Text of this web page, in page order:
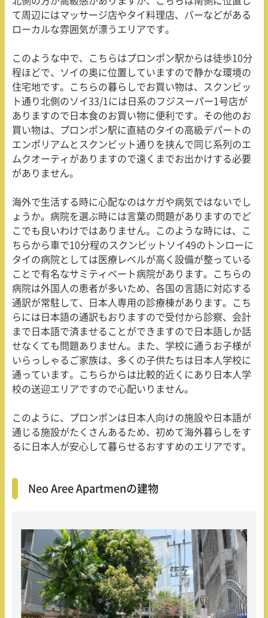
て周辺にはマッサージ店やタイ料理店、バーなどがある
ローカルな雰囲気が漂うエリアです。
このような中で、こちらはプロンポン駅からは徒歩10分
程ほどで、ソイの奥に位置していますので静かな環境の
住宅地です。こちらの暮らしでお買い物は、スクンビッ
ト通り北側のソイ33/1 には日系のフジスーパー1 号店が
ありますので日本食のお買い物に便利です。その他のお
買い物は、プロンポン駅に直結のタイの高級デパートの
エンポリアムとスクンビット通りを挟んで同じ系列のエ
ムクオーティがありますので遠くまでお出かけする必要
がありません。
海外で生活する時に心配なのはケガや病気ではないでし
ょうか。病院を選ぶ時には言葉の問題がありますのでど
こでも良いわけではありません。このような時には、こ
ちらから車で10分程のスクンビットソイ49のトンローに
タイの病院としては医療レベルが高く設備が整っている
ことで有名なサミティベート病院があります。こちらの
病院は外国人の患者が多いため、各国の言語に対応する
通訳が常駐して、日本人専用の診療棟があります。こち
らには日本語の通訳もおりますので受付から診察、会計
まで日本語で済ませることができますので日本語しか話
せなくても問題ありません。また、学校に通うお子様が
いらっしゃるご家族は、多くの子供たちは日本人学校に
通っています。こちらからは比較的近くにあり日本人学
校の送迎エリアですので心配いりません。
このように、プロンポンは日本人向けの施設や日本語が
通じる施設がたくさんあるため、初めて海外暮らしをす
るに日本人が安心して暮らせるおすすめのエリアです。
Neo Aree Apartmenの建物